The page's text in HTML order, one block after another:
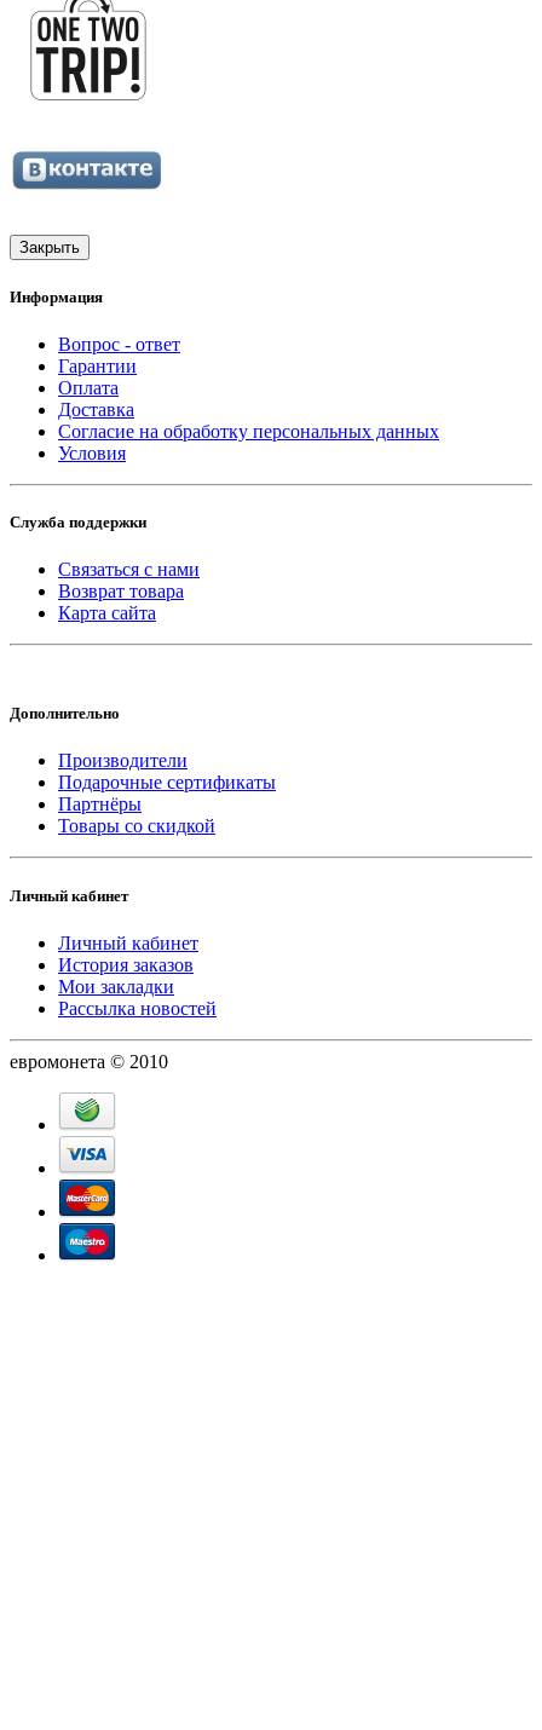
Закрыть
Информация
Вопрос - ответ
Гарантии
Оплата
Доставка
Согласие на обработку персональных данных
Условия
Служба поддержки
Связаться с нами
Возврат товара
Карта сайта
Дополнительно
Производители
Подарочные сертификаты
Партнёры
Товары со скидкой
Личный кабинет
Личный кабинет
История заказов
Мои закладки
Рассылка новостей
евромонета © 2010